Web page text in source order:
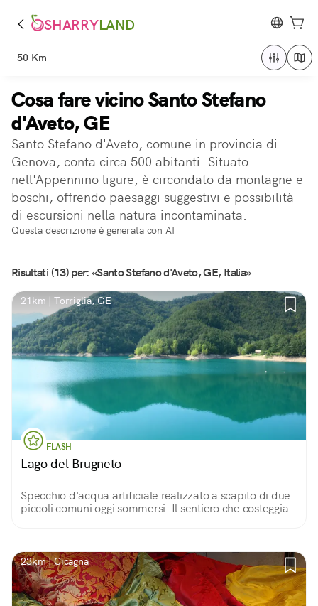
SHARRYLAND
50 Km
Cosa fare vicino Santo Stefano
d'Aveto, GE
Santo Stefano d'Aveto, comune in provincia di
Genova, conta circa 500 abitanti. Situato
nell'Appennino ligure, è circondato da montagne e
boschi, offrendo paesaggi suggestivi e possibilità
di escursioni nella natura incontaminata.
Questa descrizione è generata con AI
Risultati (13) per: «Santo Stefano d'Aveto, GE, Italia»
21km | Torriglia, GE
FLASH
Lago del Brugneto
Specchio d'acqua artificiale realizzato a scapito di due
piccoli comuni oggi sommersi. Il sentiero che costeggia
23km | Cicagna